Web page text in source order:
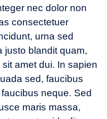
nec dolor non
consectetuer
urna sed
justo blandit quam,
amet dui. In sapien
sed, faucibus
neque. Sed
maris massa,